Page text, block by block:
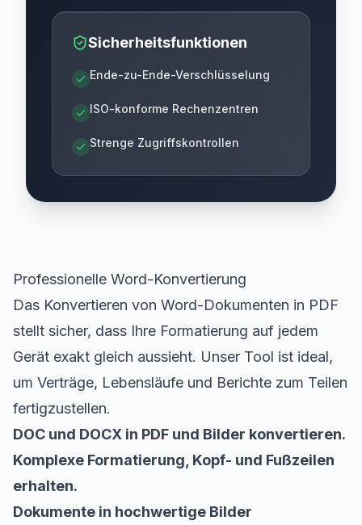
Sicherheitsfunktionen
Ende-zu-Ende-Verschlüsselung
ISO-konforme Rechenzentren
Strenge Zugriffskontrollen
Professionelle Word-Konvertierung
Das Konvertieren von Word-Dokumenten in PDF
stellt sicher, dass Ihre Formatierung auf jedem
Gerät exakt gleich aussieht. Unser Tool ist ideal,
um Verträge, Lebensläufe und Berichte zum Teilen
fertigzustellen.
DOC und DOCX in PDF und Bilder konvertieren.
Komplexe Formatierung, Kopf- und Fußzeilen
erhalten.
Dokumente in hochwertige Bilder